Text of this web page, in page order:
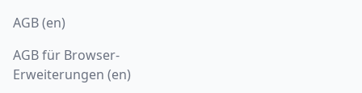
AGB (en)
AGB für Browser-
Erweiterungen (en)